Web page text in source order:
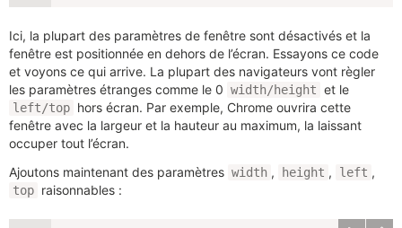
Ici, la plupart des paramètres de fenêtre sont désactivés et la
fenêtre est positionnée en dehors de l’écran. Essayons ce code
et voyons ce qui arrive. La plupart des navigateurs vont règler
les paramètres étranges comme le 0 width/height et le
left/top hors écran. Par exemple, Chrome ouvrira cette
fenêtre avec la largeur et la hauteur au maximum, la laissant
occuper tout l’écran.
Ajoutons maintenant des paramètres width , height , left ,
top raisonnables :